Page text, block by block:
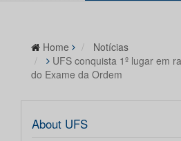
Home
Notícias
UFS conquista 1º lugar em
do Exame da Ordem
About UFS